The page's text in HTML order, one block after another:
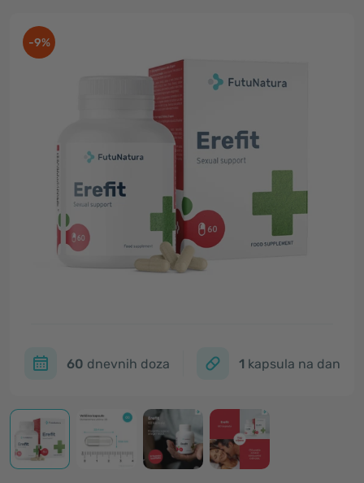
-9%
60 dnevnih doza 1 kapsula na dan